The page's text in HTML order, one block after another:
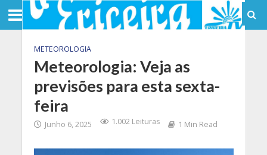
METEOROLOGIA
Meteorologia: Veja as
previsões para esta sexta-
feira
Junho 6, 2025 1.002 Leituras 1 Min Read